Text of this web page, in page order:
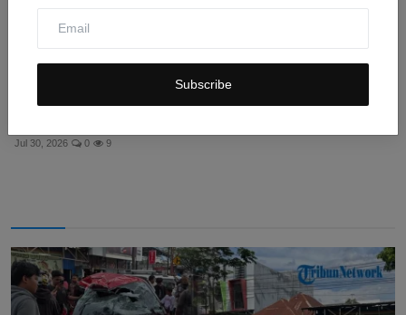
Subscribe
Jul 30, 2026 0 9